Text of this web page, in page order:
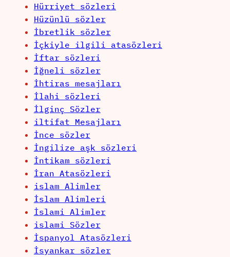
Hürriyet sözleri
Hüzünlü sözler
İbretlik sözler
İçkiyle ilgili atasözleri
İftar sözleri
İğneli sözler
İhtiras mesajları
İlahi sözleri
İlginç Sözler
iltifat Mesajları
İnce sözler
İngilize aşk sözleri
İntikam sözleri
İran Atasözleri
islam Alimler
İslam Alimleri
İslami Alimler
islami Sözler
İspanyol Atasözleri
İsyankar sözler